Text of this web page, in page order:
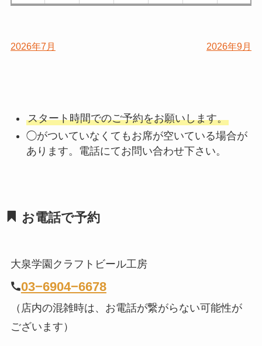
2026年7月 2026年9月
スタート時間でのご予約をお願いします。
◯がついていなくてもお席が空いている場合が
あります。電話にてお問い合わせ下さい。
お電話で予約
大泉学園クラフトビール工房
03−6904−6678
（店内の混雑時は、お電話が繋がらない可能性が
ございます）